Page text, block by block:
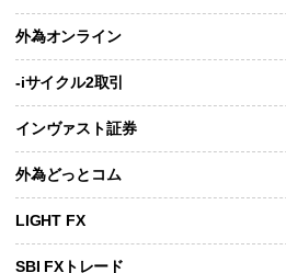
外為オンライン
-iサイクル2取引
インヴァスト証券
外為どっとコム
LIGHT FX
SBI FXトレード